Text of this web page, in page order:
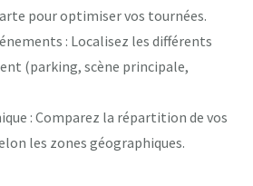
pour optimiser vos tournées.
: Localisez les différents
(parking, scène principale,
: Comparez la répartition de vos
les zones géographiques.